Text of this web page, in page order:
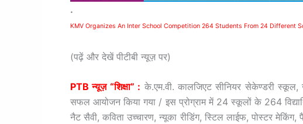
.
KMV Organizes An Inter School Competition 264 Students From 24 Different
(पढ़ें और देखें पीटीबी न्यूज़ पर)
PTB न्यूज़ “शिक्षा” : के.एम.वी. कालजिएट सीनियर सेकेण्डरी स्कूल,
सफल आयोजन किया गया / इस प्रोग्राम में 24 स्कूलों के 264
नैट सैवी, कविता उच्चारण, न्यूका रीडिंग, स्टिल लाईफ, पोस्टर